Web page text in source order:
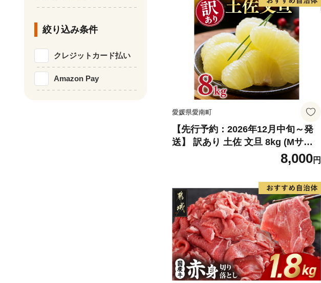
愛媛県愛南町
【先行予約：2026年12月中旬～発
送】 訳あり 土佐 文旦 8kg (Mサイ
ズ以上サイズミックス) 8000円 わけ
あり ぶんたん みかん mikan 蜜柑
ミカン 土佐文旦 家庭用 産地直送 国
産 農家直送 期間限定 特産品 サイズ
ミックス くらもとファーム 愛南町
愛媛県
8,000円
絞り込み条件
クレジットカード払い
Amazon Pay